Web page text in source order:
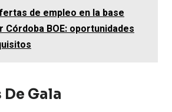
de empleo en la base
BOE: oportunidades
Gala